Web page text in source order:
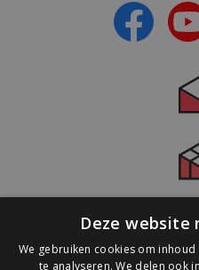
Deze website
We gebruiken cookies om
te analyseren. We delen ook